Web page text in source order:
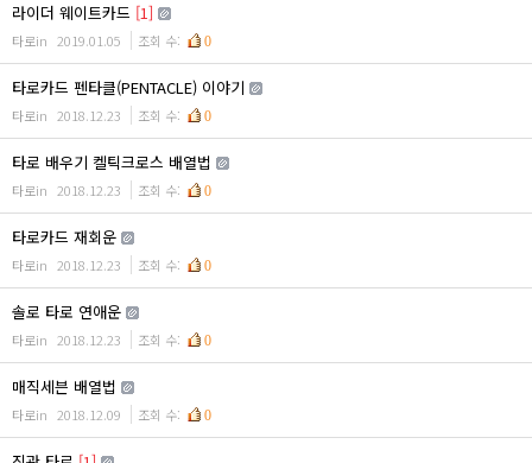
라이더 웨이트카드 [1]
타로in 2019.01.05 조회 수: 0
타로카드 펜타클(PENTACLE) 이야기
타로in 2018.12.23 조회 수: 0
타로 배우기 켈틱크로스 배열법
타로in 2018.12.23 조회 수: 0
타로카드 재회운
타로in 2018.12.23 조회 수: 0
솔로 타로 연애운
타로in 2018.12.23 조회 수: 0
매직세븐 배열법
타로in 2018.12.09 조회 수: 0